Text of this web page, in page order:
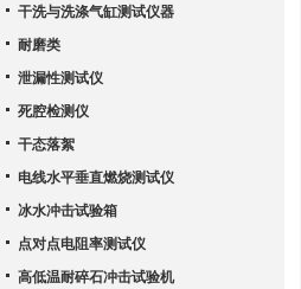
干洗与洗涤气缸测试仪器
耐磨类
泄漏性测试仪
死腔检测仪
干态落絮
电线水平垂直燃烧测试仪
冰水冲击试验箱
点对点电阻率测试仪
高低温耐碎石冲击试验机